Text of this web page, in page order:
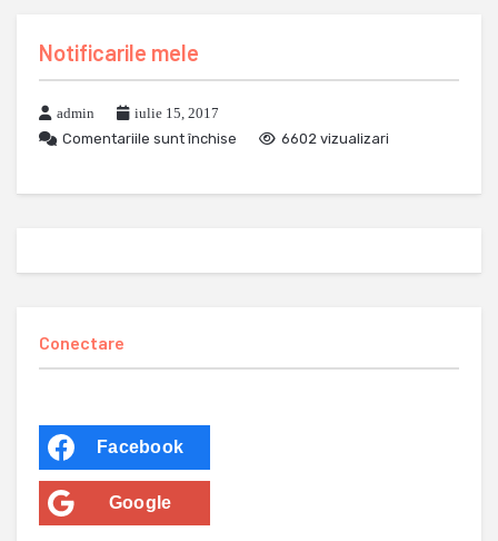
Notificarile mele
admin
iulie 15, 2017
Comentariile sunt închise
6602 vizualizari
Conectare
Facebook
Google